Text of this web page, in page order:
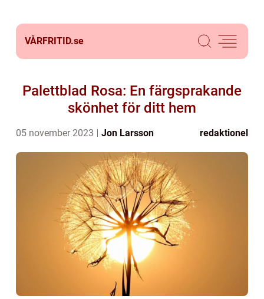
VÅRFRITID.se
Palettblad Rosa: En färgsprakande
skönhet för ditt hem
05 november 2023 Jon Larsson redaktionel